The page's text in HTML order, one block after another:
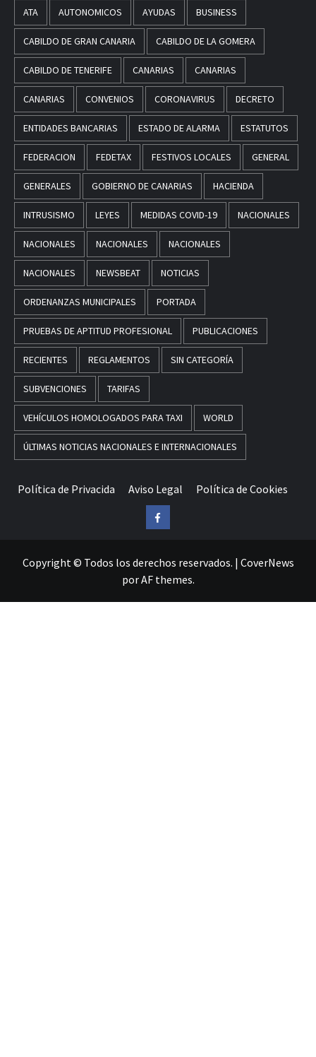
ATA AUTONOMICOS AYUDAS BUSINESS
CABILDO DE GRAN CANARIA CABILDO DE LA GOMERA
CABILDO DE TENERIFE CANARIAS CANARIAS
CANARIAS CONVENIOS CORONAVIRUS DECRETO
ENTIDADES BANCARIAS ESTADO DE ALARMA ESTATUTOS
FEDERACION FEDETAX FESTIVOS LOCALES GENERAL
GENERALES GOBIERNO DE CANARIAS HACIENDA
INTRUSISMO LEYES MEDIDAS COVID-19 NACIONALES
NACIONALES NACIONALES NACIONALES
NACIONALES NEWSBEAT NOTICIAS
ORDENANZAS MUNICIPALES PORTADA
PRUEBAS DE APTITUD PROFESIONAL PUBLICACIONES
RECIENTES REGLAMENTOS SIN CATEGORÍA
SUBVENCIONES TARIFAS
VEHÍCULOS HOMOLOGADOS PARA TAXI WORLD
ÚLTIMAS NOTICIAS NACIONALES E INTERNACIONALES
Política de Privacida Aviso Legal Política de Cookies
Facebook
Copyright © Todos los derechos reservados. | CoverNews
por AF themes.